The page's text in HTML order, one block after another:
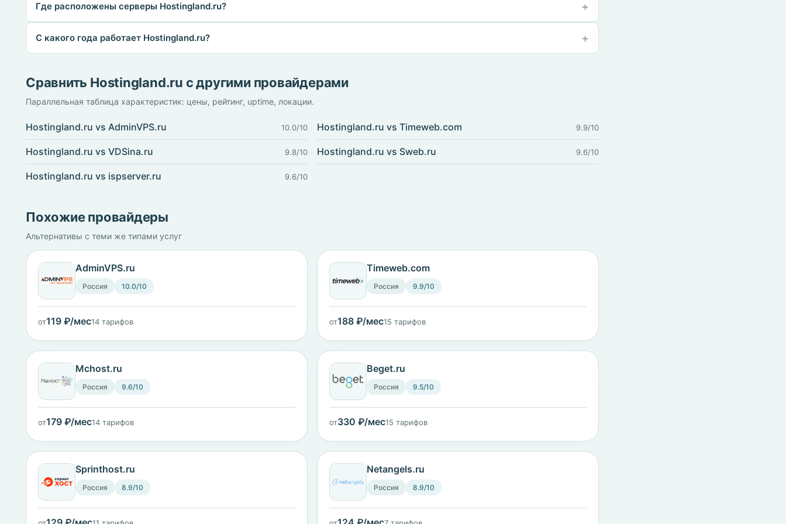
Где расположены серверы Hostingland.ru?
С какого года работает Hostingland.ru?
Сравнить Hostingland.ru с другими провайдерами
Параллельная таблица характеристик: цены, рейтинг, uptime, локации.
Hostingland.ru vs AdminVPS.ru 10.0/10 Hostingland.ru vs Timeweb.com 9.9/10
Hostingland.ru vs VDSina.ru 9.8/10 Hostingland.ru vs Sweb.ru 9.6/10
Hostingland.ru vs ispserver.ru 9.6/10
Похожие провайдеры
Альтернативы с теми же типами услуг
AdminVPS.ru
Россия 10.0/10
от119 ₽/мес14 тарифов
Timeweb.com
Россия 9.9/10
от188 ₽/мес15 тарифов
Mchost.ru
Россия 9.6/10
от179 ₽/мес14 тарифов
Beget.ru
Россия 9.5/10
от330 ₽/мес15 тарифов
Sprinthost.ru
Россия 8.9/10
Netangels.ru
Россия 8.9/10